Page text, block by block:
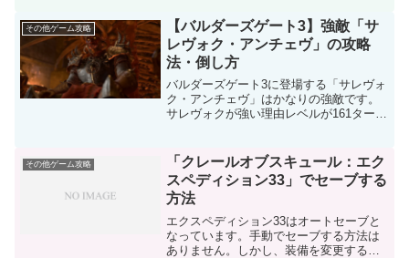
その他ゲーム攻略
【バルダーズゲート3】強敵「サ
レヴォク・アンチェヴ」の攻略
法・倒し方
バルダーズゲート3に登場する「サレヴォ
ク・アンチェヴ」はかなりの強敵です。
サレヴォクが強い理由レベルが161ターン
が減るとさらに硬くなる倒し方絶対にこ
の方法というの...
その他ゲーム攻略
「クレールオブスキュール：エク
スペディション33」でセーブする
方法
エクスペディション33はオートセーブと
なっています。手動でセーブする方法は
ありません。しかし、装備を変更する